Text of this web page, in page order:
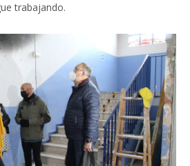
trabajando.